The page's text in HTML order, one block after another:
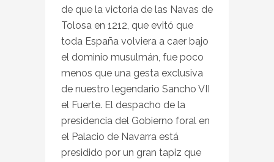
de que la victoria de las Navas de
Tolosa en 1212, que evitó que
toda España volviera a caer bajo
el dominio musulmán, fue poco
menos que una gesta exclusiva
de nuestro legendario Sancho VII
el Fuerte. El despacho de la
presidencia del Gobierno foral en
el Palacio de Navarra está
presidido por un gran tapiz que